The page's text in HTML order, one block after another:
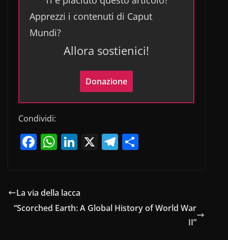
Apprezzi i contenuti di Caput
Mundi?
Allora sostienici!
Donazione
Condividi:
F
e
b
W
s
A
Li
e
dI
X T
a vi
La via della lacca
“Scorched Earth: A Global History of World War
II”